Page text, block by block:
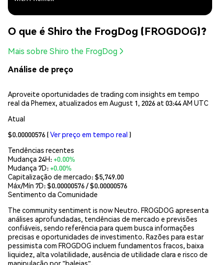
O que é Shiro the FrogDog (FROGDOG)?
Mais sobre Shiro the FrogDog
Análise de preço
Aproveite oportunidades de trading com insights em tempo
real da Phemex, atualizados em August 1, 2026 at 03:44 AM UTC
Atual
$0.00000576 (Ver preço em tempo real )
Tendências recentes
Mudança 24H:+0.00%
Mudança 7D:+0.00%
Capitalização de mercado:$5,749.00
Máx/Mín 7D: $0.00000576/ $0.00000576
Sentimento da Comunidade
The community sentiment is now Neutro. FROGDOG apresenta
análises aprofundadas, tendências de mercado e previsões
confiáveis, sendo referência para quem busca informações
precisas e oportunidades de investimento. Razões para estar
pessimista com FROGDOG incluem fundamentos fracos, baixa
liquidez, alta volatilidade, ausência de utilidade clara e risco de
manipulação por "baleias".